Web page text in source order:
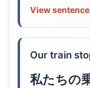
View
Our train
私たちの